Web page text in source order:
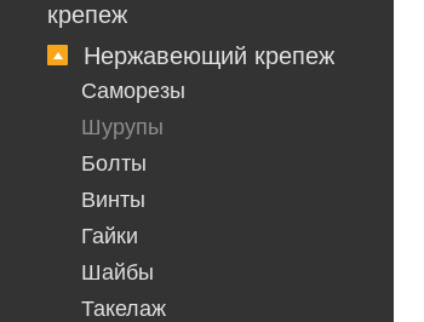
крепеж
Нержавеющий крепеж
Саморезы
Шурупы
Болты
Винты
Гайки
Шайбы
Такелаж